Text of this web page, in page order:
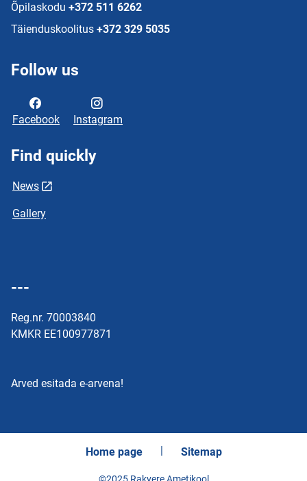
Õpilaskodu +372 511 6262
Täienduskoolitus +372 329 5035
Follow us
Facebook Instagram
Find quickly
News
Gallery
---
Reg.nr. 70003840
KMKR EE100977871
Arved esitada e-arvena!
Home page Sitemap